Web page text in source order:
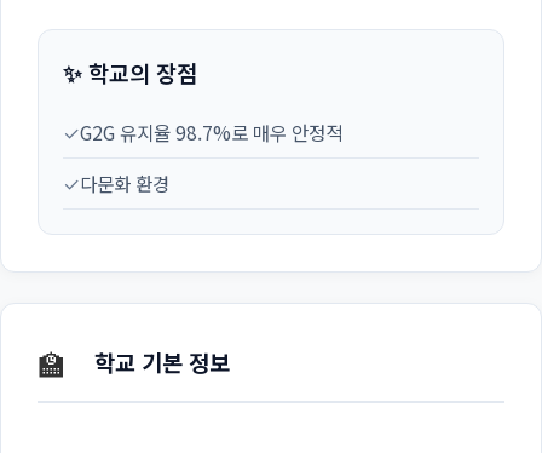
✨ 학교의 장점
✓G2G 유지율 98.7%로 매우 안정적
✓다문화 환경
🏫 학교 기본 정보